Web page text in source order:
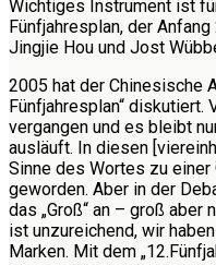
Wichtiges Instrument ist
Fünfjahresplan, der
Jingjie Hou und Jost
2005 hat der Chinesische
Fünfjahresplan“ diskutiert.
vergangen und es bleibt
ausläuft. In diesen
Sinne des Wortes zu
geworden. Aber in der
das „Groß“ an – groß aber
ist unzureichend, wir
Marken. Mit dem